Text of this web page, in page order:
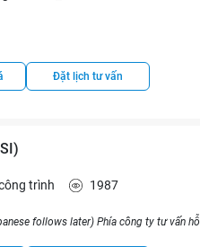
Đặt lịch tư vấn
trình
1987
follows later) Phía công ty tư vấn